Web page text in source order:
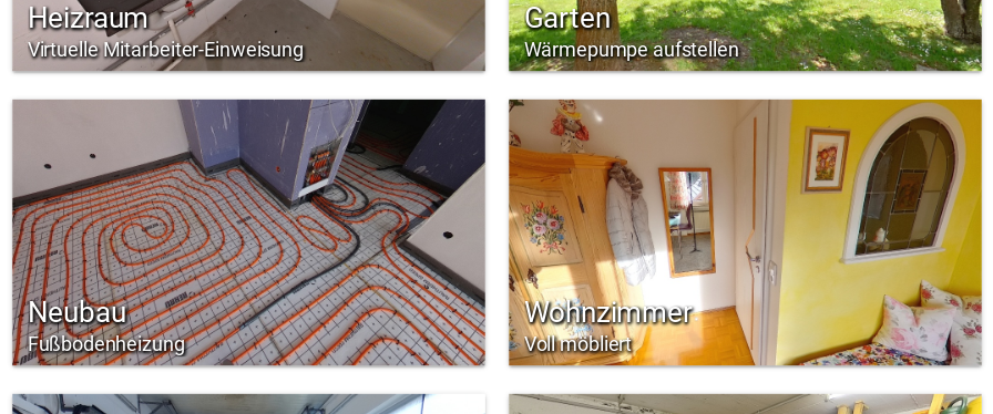
Heizraum
Virtuelle Mitarbeiter-Einweisung
Garten
Wärmepumpe aufstellen
Neubau
Fußbodenheizung
Wohnzimmer
Voll möbliert